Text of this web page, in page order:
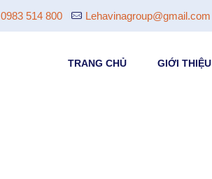
0983 514 800 Lehavinagroup@gmail.com
TRANG CHỦ GIỚI THIỆU